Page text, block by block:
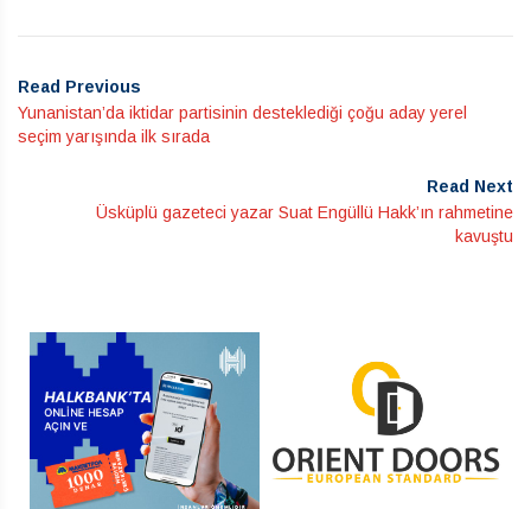
Read Previous
Yunanistan’da iktidar partisinin desteklediği çoğu aday yerel
seçim yarışında ilk sırada
Read Next
Üsküplü gazeteci yazar Suat Engüllü Hakk’ın rahmetine
kavuştu